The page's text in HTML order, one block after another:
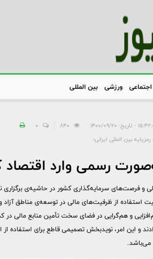
اجتماعی ورزشی بین المللی
0
بین المللی ایرانی؛
رسمی وارد
و فرصت‌های سرمایه‌گذاری کشور در حاشیه‌ی
به اهمیت استفاده از ظرفیت‌های مالی در توسعه‌ی
و هم‌گرایی در فضای سخت تأمین منابع مالی در
و این امر، نویدبخش تصمیمی قاطع برای استفاده
می‌باشد.